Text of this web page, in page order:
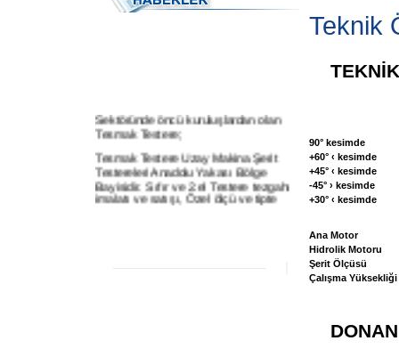
Sektöründe öncü kuruluşlardan olan
Tesmak Testere;
Tesmak Testere Uzay Makina Şerit
Testereleri Anadolu Yakası Bölge
Bayisidir. Sıfır ve 2.el Testere tezgahı
imalatı ve satışı, Özel ölçü ve tipte
Testere makinaları imalatı, Şerit
Teknik
90° kesimde
+60° ‹ kesimde
+45° ‹ kesimde
-45° › kesimde
+30° ‹ kesimde
Ana Motor
Hidrolik Motoru
Şerit Ölçüsü
Çalışma Yüksekliği